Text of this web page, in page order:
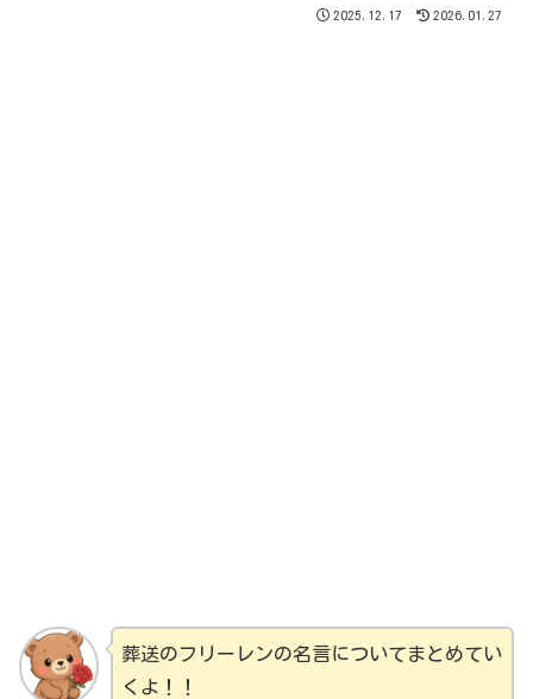
2025.12.17 2026.01.27
葬送のフリーレンの名言についてまとめてい
くよ！！